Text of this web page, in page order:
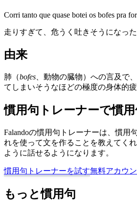
Corri tanto que quase botei os bofes pra
走りすぎて、危うく吐きそうになった
由来
肺（bofes 、動物の臓物）への言及で
てしまいそうなほどの極度の身体的疲
慣用句トレーナーで慣
Falandoの慣用句トレーナーは、慣用
れを使って文を作ることを教えてく
ように話せるようになります。
慣用句トレーナーを試す無料アカウ
もっと慣用句